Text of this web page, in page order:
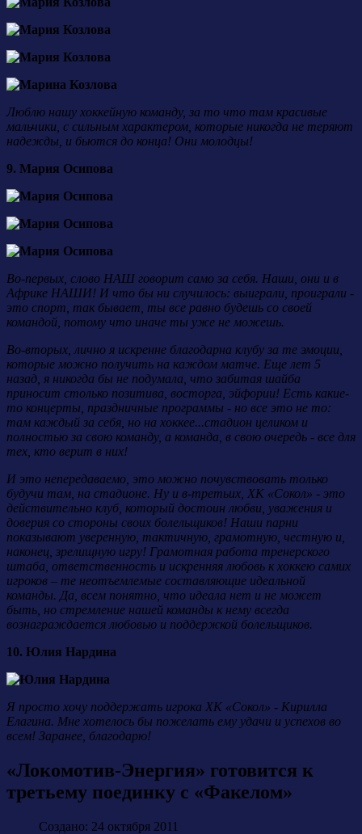
Люблю нашу хоккейную команду, за то что там красивые
мальчики, с сильным характером, которые никогда не теряют
надежды, и бьются до конца! Они молодцы!
9. Мария Осипова
Во-первых, слово НАШ говорит само за себя. Наши, они и в
Африке НАШИ! И что бы ни случилось: выиграли, проиграли -
это спорт, так бывает, ты все равно будешь со своей
командой, потому что иначе ты уже не можешь.
Во-вторых, лично я искренне благодарна клубу за те эмоции,
которые можно получить на каждом матче. Еще лет 5
назад, я никогда бы не подумала, что забитая шайба
приносит столько позитива, восторга, эйфории! Есть какие-
то концерты, праздничные программы - но все это не то:
там каждый за себя, но на хоккее...стадион целиком и
полностью за свою команду, а команда, в свою очередь - все для
тех, кто верит в них!
И это непередаваемо, это можно почувствовать только
будучи там, на стадионе. Ну и в-третьих, ХК «Сокол» - это
действительно клуб, который достоин любви, уважения и
доверия со стороны своих болельщиков! Наши парни
показывают уверенную, тактичную, грамотную, честную и,
наконец, зрелищную игру! Грамотная работа тренерского
штаба, ответственность и искренняя любовь к хоккею самих
игроков – те неотъемлемые составляющие идеальной
команды. Да, всем понятно, что идеала нет и не может
быть, но стремление нашей команды к нему всегда
вознаграждается любовью и поддержкой болельщиков.
10. Юлия Нардина
Я просто хочу поддержать игрока ХК «Сокол» - Кирилла
Елагина. Мне хотелось бы пожелать ему удачи и успехов во
всем! Заранее, благодарю!
«Локомотив-Энергия» готовится к
третьему поединку с «Факелом»
Создано: 24 октября 2011